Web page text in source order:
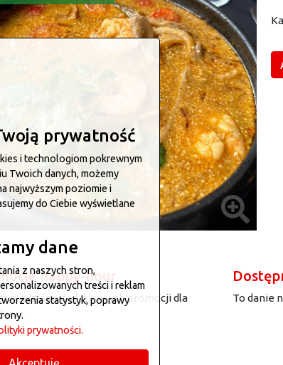
happy-hour
dodatkowych promocji dla
To danie
prywatność
i technologiom pokrewnym
Twoich danych, możemy
najwyższym poziomie i
do Ciebie wyświetlane
dane
z naszych stron,
treści i reklam
statystyk, poprawy
prywatności.